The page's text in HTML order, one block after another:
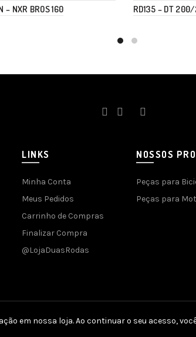
– NXR BROS 160
RD135 – DT
LINKS
Minha Conta
Meus Pedidos
Carrinho de Compras
Finalizar Compra
@LojaDuasRodas
NOSSOS
Peças para
Peças para
em nossa loja. Ao continuar o seu acesso,